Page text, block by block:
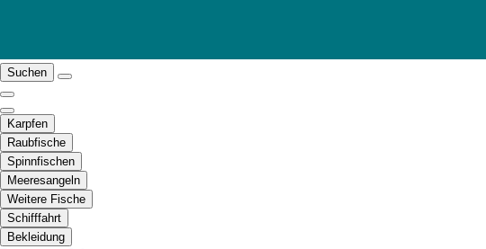
Suchen
Karpfen
Raubfische
Spinnfischen
Meeresangeln
Weitere Fische
Schifffahrt
Bekleidung